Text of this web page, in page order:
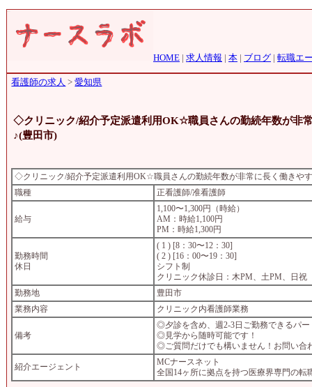
HOME | 求人情報 | 本 | ブログ | 転職エ
看護師の求人 >愛知県
◇クリニック/紹介予定派遣利用OK☆職員さんの勤続年数が非
♪(豊田市)
◇クリニック/紹介予定派遣利用OK☆職員さんの勤続年数が非常に長く働きや
職種
正看護師/准看護師
給与
1,100〜1,300円（時給）
AM：時給1,100円
PM：時給1,300円
勤務時間
休日
( 1 ) [8：30〜12：30]
( 2 ) [16：00〜19：30]
シフト制
クリニック休診日：木PM、土PM、日祝
勤務地
豊田市
業務内容
クリニック内看護師業務
備考
◎夕診を含め、週2-3日ご勤務できるパー
◎見学から随時可能です！
◎ご質問だけでも構いません！お問い合
紹介エージェント
MCナースネット
全国14ヶ所に拠点を持つ医療界専門の転